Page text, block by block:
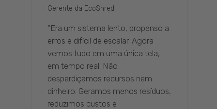
Gerente da EcoShred
“Era um sistema lento, propenso a
erros e difícil de escalar. Agora
vemos tudo em uma única tela,
em tempo real. Não
desperdiçamos recursos nem
dinheiro. Geramos menos resíduos,
reduzimos custos e